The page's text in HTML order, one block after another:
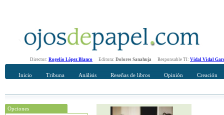
Director: Rogelio López Blanco Editora: Dolores Sanahuja Responsable TI: Vidal Vidal
Inicio Tribuna Análisis Reseñas de libros Opinión Creación
Opciones
Recomendar